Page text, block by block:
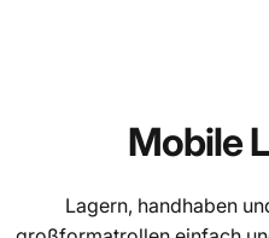
Mobile
Lagern, handhaben